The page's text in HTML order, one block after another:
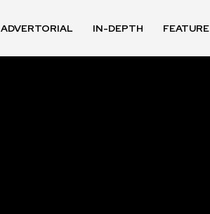
ADVERTORIAL IN-DEPTH FEATURE